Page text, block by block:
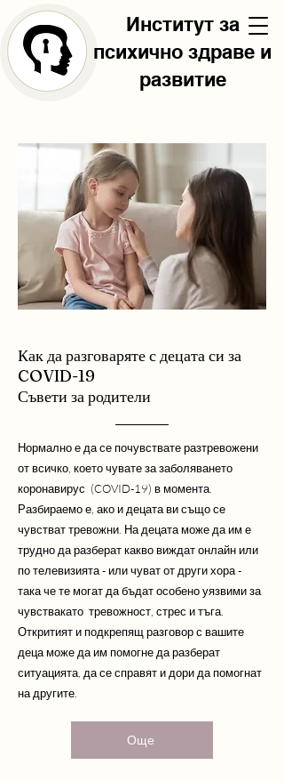
Институт за
психично здраве и
развитие
Как да разговаряте с децата си за
COVID-19
Съвети за родители
Нормално е да се почувствате разтревожени
от всичко, което чувате за заболяването
коронавирус (COVID-19) в момента.
Разбираемо е, ако и децата ви също се
чувстват тревожни. На децата може да им е
трудно да разберат какво виждат онлайн или
по телевизията - или чуват от други хора -
така че те могат да бъдат особено уязвими за
чувствакато тревожност, стрес и тъга.
Откритият и подкрепящ разговор с вашите
деца може да им помогне да разберат
ситуацията, да се справят и дори да помогнат
на другите.
Още